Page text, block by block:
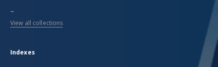
...
View all collections
Indexes